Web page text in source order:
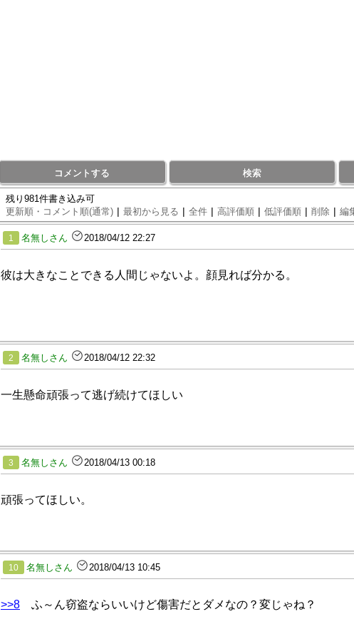
コメントする 検索
残り981件書き込み可
更新順・コメント順(通常) | 最初から見る | 全件 | 高評価順 | 低評価順 | 削除 | 編
1 名無しさん 2018/04/12 22:27
彼は大きなことできる人間じゃないよ。顔見れば分かる。
2 名無しさん 2018/04/12 22:32
一生懸命頑張って逃げ続けてほしい
3 名無しさん 2018/04/13 00:18
頑張ってほしい。
10 名無しさん 2018/04/13 10:45
>>8 ふ～ん窃盗ならいいけど傷害だとダメなの？変じゃね？